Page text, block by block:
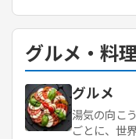
グルメ・料
グルメ
湯気の向こ
ごとに、世